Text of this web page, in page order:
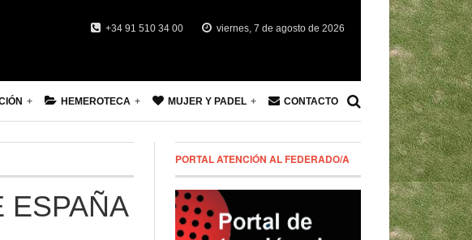
+34 91 510 34 00 viernes, 7 de agosto de 2026
HEMEROTECA MUJER Y PADEL CONTACTO
ESPAÑA
PORTAL ATENCIÓN AL FEDERADO/A